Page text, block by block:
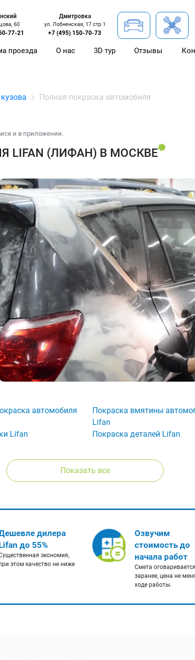
60
77-21
Дмитровка
ул. Лобненская, 17 стр 1
+7 (495) 150-70-73
проезда О нас 3D тур Отзывы
Полная покраска автомобиля
и в приложении.
LIFAN (ЛИФАН) В МОСКВЕ
автомобиля
Покраска вмятины
Lifan
Lifan Покраска деталей Lifan
Показать все
дилера
до 55%
экономия,
этом качество не ниже
Озвучим
стоимость до
начала работ
Смета
заранее, цена не
ходе работы.